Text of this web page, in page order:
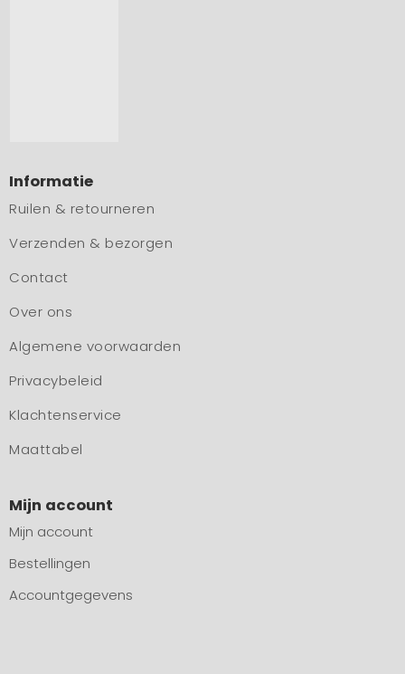
Informatie
Ruilen & retourneren
Verzenden & bezorgen
Contact
Over ons
Algemene voorwaarden
Privacybeleid
Klachtenservice
Maattabel
Mijn account
Mijn account
Bestellingen
Accountgegevens